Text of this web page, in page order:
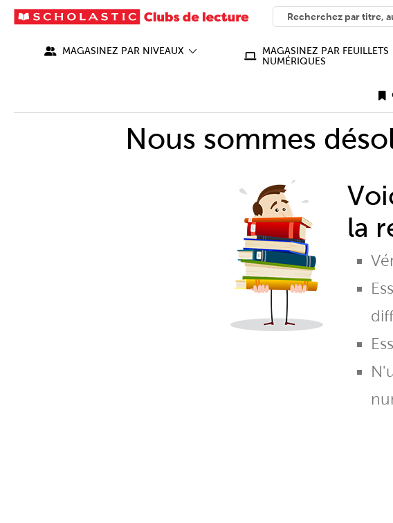
SEARCH
What can we help you
MAGASINEZ PAR NIVEAUX
MAGASINEZ PAR FEUILLETS
NUMÉRIQUES
Nous sommes
la